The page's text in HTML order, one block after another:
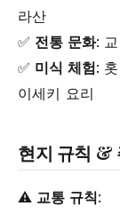
라산
✅ 전통 문화:
✅ 미식 체험:
이세키 요리
현지 규칙 &
⚠️ 교통 규칙: